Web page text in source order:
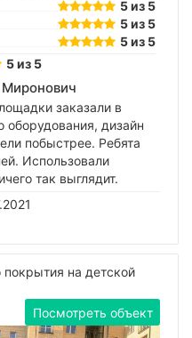
5 из 5
5 из 5
5 из 5
5 из 5
заказали в
дизайн
побыстрее. Ребята
Использовали
так выглядит.
покрытия на детской
Посмотреть объект